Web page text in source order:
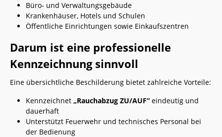
Büro- und Verwaltungsgebäude
Krankenhäuser, Hotels und Schulen
Öffentliche Einrichtungen sowie Einkaufszentren
Darum ist eine professionelle
Kennzeichnung sinnvoll
Eine übersichtliche Beschilderung bietet zahlreiche Vorteile:
Kennzeichnet „Rauchabzug ZU/AUF“ eindeutig und
dauerhaft
Unterstützt Feuerwehr und technisches Personal bei
der Bedienung